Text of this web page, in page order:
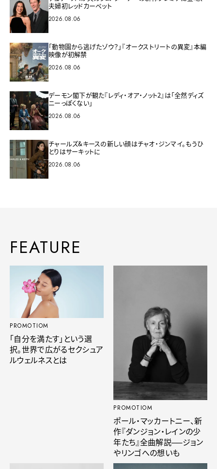
夫婦初レッドカーペット
2026.08.06
「動物園から逃げたゾウ？」『オークストリートの異変』本編
映像が初解禁
2026.08.06
デーモン閣下が観た『レディ・オア・ノット2』は「全然ディズ
ニーっぽくない」
2026.08.06
チャールズ&キースの新しい顔はチャオ・ジンマイ。もうひ
とりはサーキットに
2026.08.06
FEATURE
PROMOTIOM
「自分を満たす」という選
択。世界で広がるセクシュア
ルウェルネスとは
PROMOTIOM
ポール・マッカートニー、新
作『ダンジョン・レインの少
年たち』全曲解説──ジョン
やリンゴへの想いも